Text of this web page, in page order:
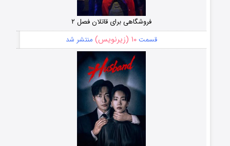
فروشگاهی برای قاتلان فصل ۲
قسمت۱۰ (زیرنویس) منتشر شد